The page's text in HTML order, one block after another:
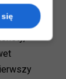
fajki
do
się